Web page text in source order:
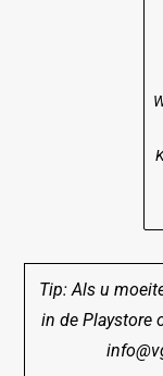
Tip: Als u
in de Playstore